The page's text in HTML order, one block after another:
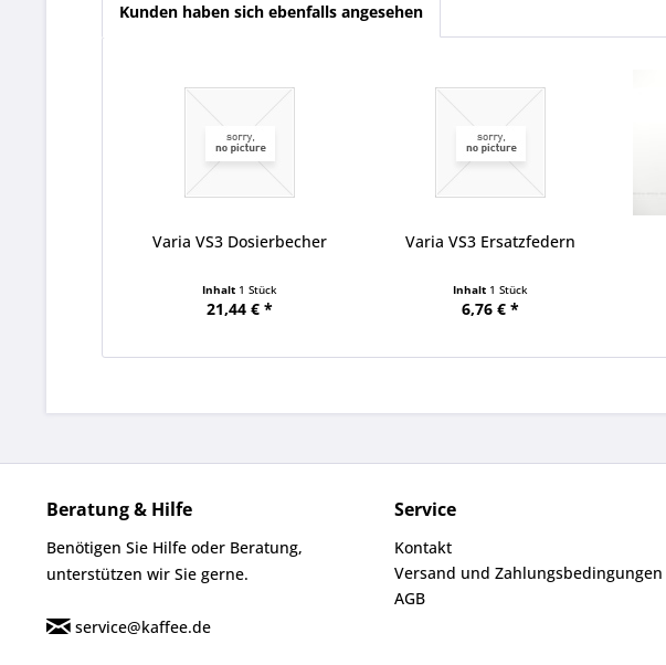
Kunden haben sich ebenfalls angesehen
Varia VS3 Dosierbecher
Inhalt 1 Stück
21,44 € *
Varia VS3 Ersatzfedern
Inhalt 1 Stück
6,76 € *
Beratung & Hilfe
Benötigen Sie Hilfe oder Beratung,
unterstützen wir Sie gerne.
service@kaffee.de
Service
Kontakt
Versand und Zahlungsbedingungen
AGB